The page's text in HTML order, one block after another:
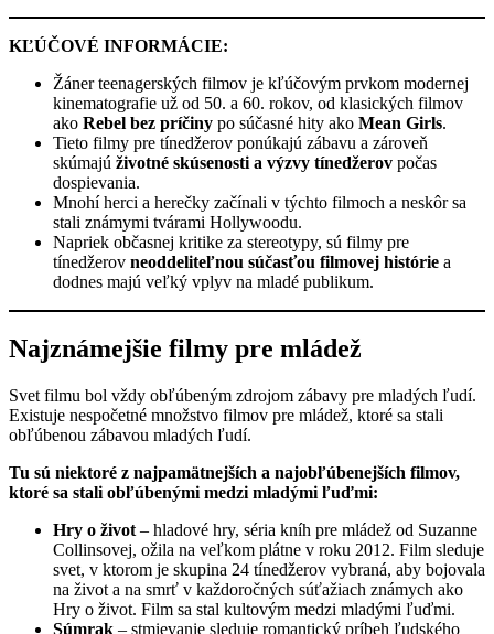
KĽÚČOVÉ INFORMÁCIE:
Žáner teenagerských filmov je kľúčovým prvkom modernej
kinematografie už od 50. a 60. rokov, od klasických filmov
ako Rebel bez príčiny po súčasné hity ako Mean Girls.
Tieto filmy pre tínedžerov ponúkajú zábavu a zároveň
skúmajú životné skúsenosti a výzvy tínedžerov počas
dospievania.
Mnohí herci a herečky začínali v týchto filmoch a neskôr sa
stali známymi tvárami Hollywoodu.
Napriek občasnej kritike za stereotypy, sú filmy pre
tínedžerov neoddeliteľnou súčasťou filmovej histórie a
dodnes majú veľký vplyv na mladé publikum.
Najznámejšie filmy pre mládež
Svet filmu bol vždy obľúbeným zdrojom zábavy pre mladých ľudí.
Existuje nespočetné množstvo filmov pre mládež, ktoré sa stali
obľúbenou zábavou mladých ľudí.
Tu sú niektoré z najpamätnejších a najobľúbenejších filmov,
ktoré sa stali obľúbenými medzi mladými ľuďmi:
Hry o život – hladové hry, séria kníh pre mládež od Suzanne
Collinsovej, ožila na veľkom plátne v roku 2012. Film sleduje
svet, v ktorom je skupina 24 tínedžerov vybraná, aby bojovala
na život a na smrť v každoročných súťažiach známych ako
Hry o život. Film sa stal kultovým medzi mladými ľuďmi.
Súmrak – stmievanie sleduje romantický príbeh ľudského